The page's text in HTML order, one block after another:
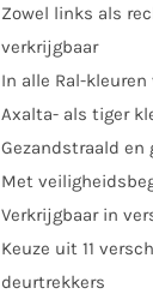
Zowel links als
verkrijgbaar
In alle Ral-
Axalta- als tiger
Gezandstraald en
Met
Verkrijgbaar in
Keuze uit 11
deurtrekkers